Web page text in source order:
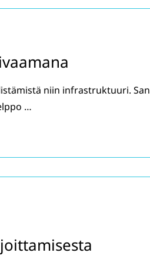
niin infrastruktuuri.
…